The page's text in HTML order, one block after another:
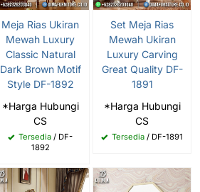
Meja Rias Ukiran
Mewah Luxury
Classic Natural
Dark Brown Motif
Style DF-1892
*Harga Hubungi
CS
Tersedia / DF-
1892
Set Meja Rias
Mewah Ukiran
Luxury Carving
Great Quality DF-
1891
*Harga Hubungi
CS
Tersedia / DF-1891